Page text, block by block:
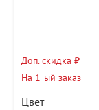
Доп. скидка ₽
На 1-ый заказ
Цвет